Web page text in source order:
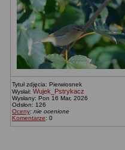
Tytuł zdjęcia: Pierwiosnek
Wysłał: Wujek_Pstrykacz
Wysłany: Pon 16 Mar, 2026
Odsłon: 126
Oceny: nie ocenione
Komentarze: 0